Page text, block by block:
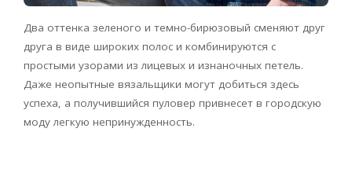
Два оттенка зеленого и темно-бирюзовый сменяют друг
друга в виде широких полос и комбинируются с
простыми узорами из лицевых и изнаночных петель.
Даже неопытные вязальщики могут добиться здесь
успеха, а получившийся пуловер привнесет в городскую
моду легкую непринужденность.